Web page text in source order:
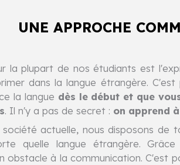
UNE APPROCHE
la plupart de nos étudiants est
dans la langue étrangère.
la langue dès le début et que
. Il n'y a pas de secret : on apprend
actuelle, nous disposons de
quelle langue étrangère.
obstacle à la communication. C'est